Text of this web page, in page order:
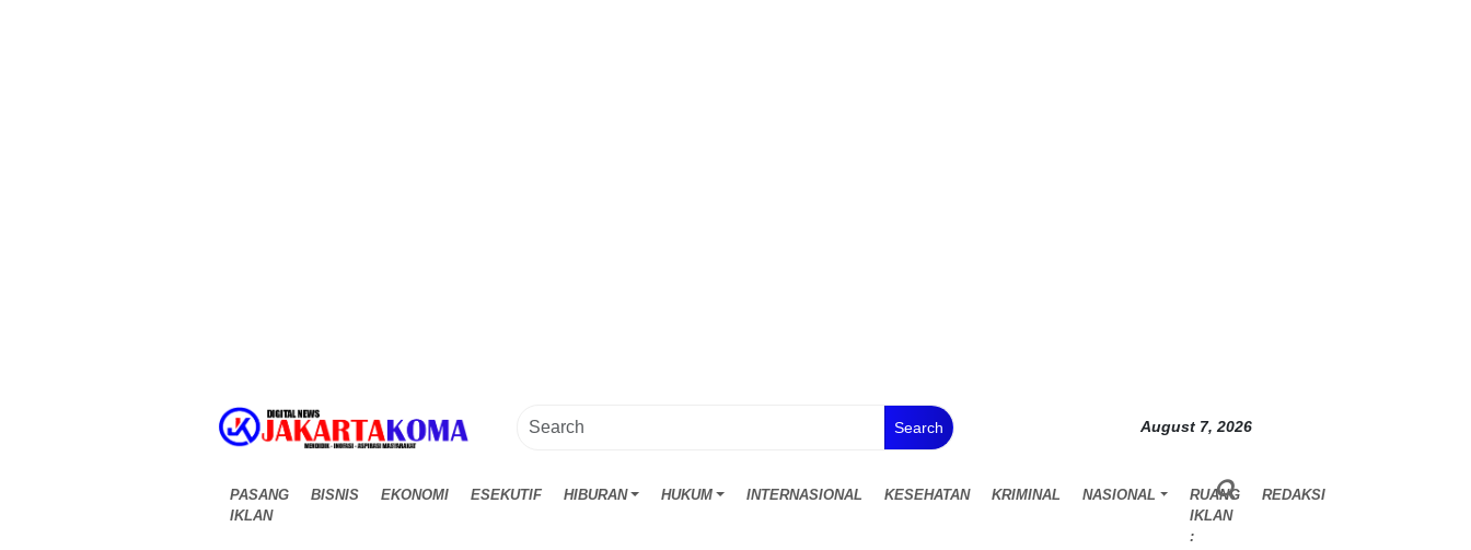
Search August 7, 2026
PASANG
IKLAN
BISNIS EKONOMI ESEKUTIF HIBURAN HUKUM INTERNASIONAL KESEHATAN KRIMINAL NASIONAL
RUANG
IKLAN
:
REDAKSI